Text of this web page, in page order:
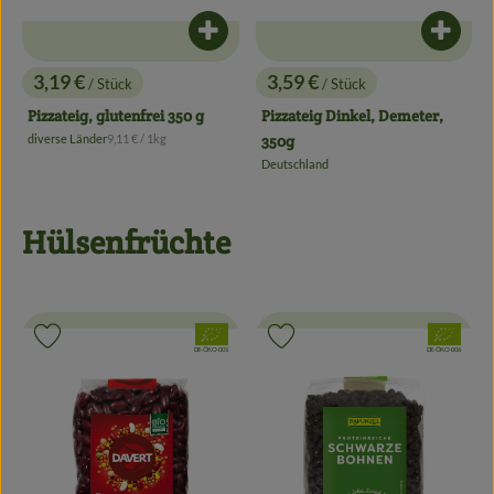
, Preis:
3,19 €/ Stück
Pizzateig, glutenfrei 350 g
, Herkunft:
diverse Länder, Referenzpreis:
9,11 €/ 1kg
Produkt zum Warenkorb hinzufügen
, Preis:
3,59 €/ Stück
Pizzateig Dinkel, Demeter,
350g
, Herkunft:
Deutschland
Hülsenfrüchte
, Verband:
, Kontrollstelle:
DE-ÖKO-001
Produkt zu Favouriten hinzufügen
, Verband:
, Kontrollstelle:
DE-ÖKO-006
Produkt zu Favouriten hinzufügen